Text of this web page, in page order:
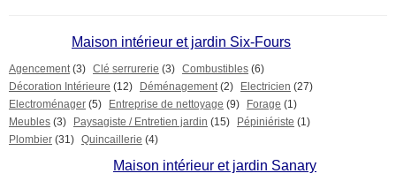
Maison intérieur et jardin Six-Fours
Agencement (3) Clé serrurerie (3) Combustibles (6)
Décoration Intérieure (12) Déménagement (2) Electricien (27)
Electroménager (5) Entreprise de nettoyage (9) Forage (1)
Meubles (3) Paysagiste / Entretien jardin (15) Pépiniériste (1)
Plombier (31) Quincaillerie (4)
Maison intérieur et jardin Sanary